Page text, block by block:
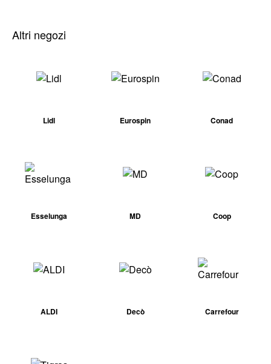
Altri negozi
Lidl Eurospin Conad
Esselunga MD Coop
ALDI Decò Carrefour